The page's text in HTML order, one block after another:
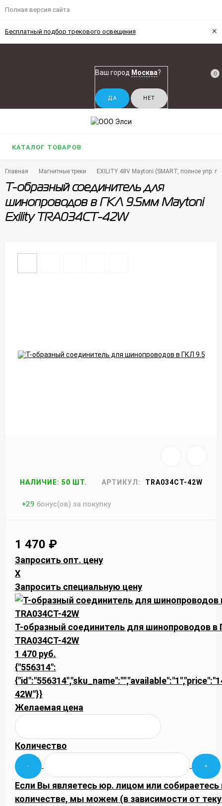
Полная версия сайта
Бесплатный подбор трекового освещения ×
Ваш город Москва? 0
КАТАЛОГ ТОВАРОВ
Главная Магнитные треки EXILITY 48V Maytoni (SMART, полное упр.
Т-образный соединитель для
шинопроводов в ГКЛ 9.5мм Maytoni
Exility TRA034CT-42W
НАЛИЧИЕ: 50 ШТ. АРТИКУЛ: TRA034CT-42W
+29 бонус(ов) за покупку
1 470 ₽
Запросить опт. цену
X
Запросить специальную цену
Т-образный соединитель для шинопроводов
TRA034CT-42W
1 470 руб.
{"556314":
42W"}}
Желаемая цена
Количество
Если Вы являетесь юр. лицом или
количестве, мы можем (в зависимости от